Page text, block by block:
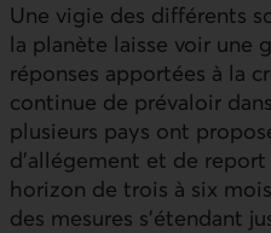
Une vigie des différents
la planète laisse voir une
réponses apportées à la
continue de prévaloir
plusieurs pays ont
d’allégement et de
horizon de trois à six
des mesures s’étendant